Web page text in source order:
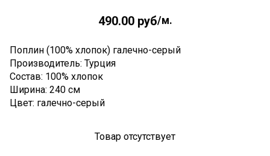
490.00 руб/м.
Поплин (100% хлопок) галечно-серый
Производитель: Турция
Состав: 100% хлопок
Ширина: 240 см
Цвет: галечно-серый
Товар отсутствует